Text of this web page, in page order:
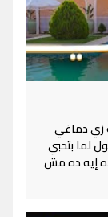
زي دماغي
لما بتحبي
إيه ده مش